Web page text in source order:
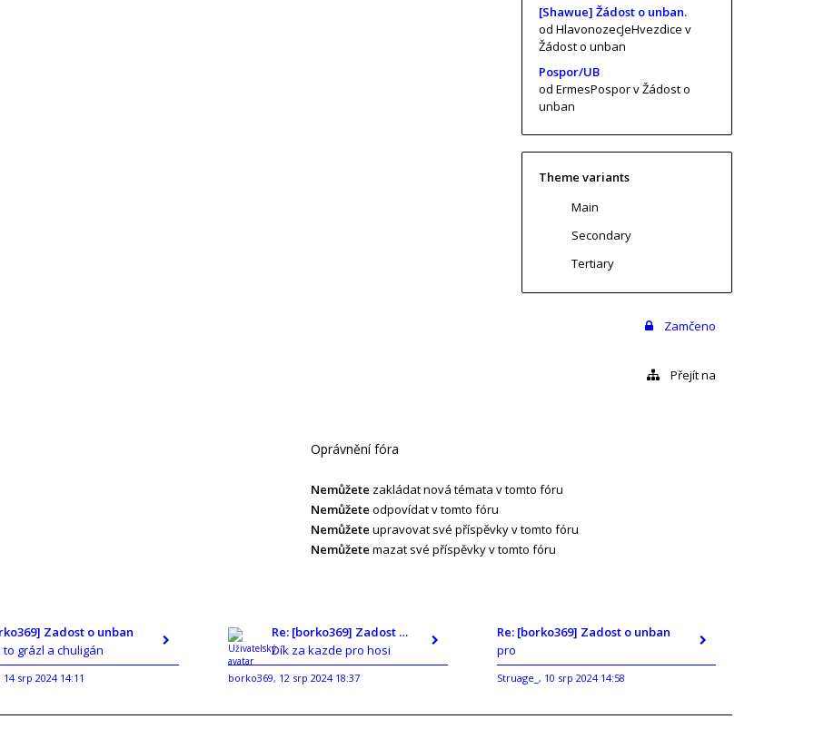
[Shawue] Žádost o unban.
od HlavonozecJeHvezdice v
Žádost o unban
Pospor/UB
od ErmesPosporv Žádost o
unban
Theme variants
Main
Secondary
Tertiary
Zamčeno
Přejít na
Oprávnění fóra
Nemůžete zakládat nová témata v tomto fóru
Nemůžete odpovídat v tomto fóru
Nemůžete upravovat své příspěvky v tomto fóru
Nemůžete mazat své příspěvky v tomto fóru
Zadost o unban
to grázl a chuligán
14 srp 2024 14:11
Re: [borko369] Zadost o unban
Dík za kazde pro hosi
borko369, 12 srp 2024 18:37
Re: [borko369] Zadost o unban
pro
Struage_ , 10 srp 2024 14:58